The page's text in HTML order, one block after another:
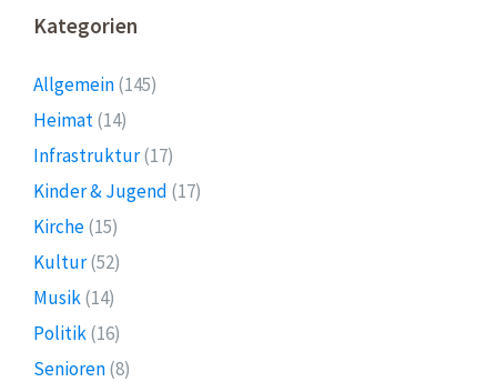
Kategorien
Allgemein(145)
Heimat(14)
Infrastruktur(17)
Kinder & Jugend (17)
Kirche(15)
Kultur(52)
Musik(14)
Politik(16)
Senioren(8)